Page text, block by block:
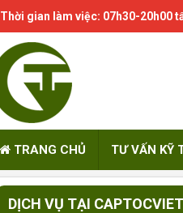
Thời gian làm việc: 07h30-20h00
TRANG CHỦ TƯ VẤN KỸ
DỊCH VỤ TẠI CAPTOCVIET